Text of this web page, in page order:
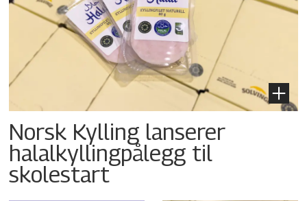
Norsk Kylling lanserer
halalkyllingpålegg til
skolestart